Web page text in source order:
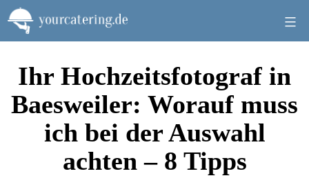
Zum
Inhalt
springen
Ihr Hochzeitsfotograf in
Baesweiler: Worauf muss
ich bei der Auswahl
achten – 8 Tipps